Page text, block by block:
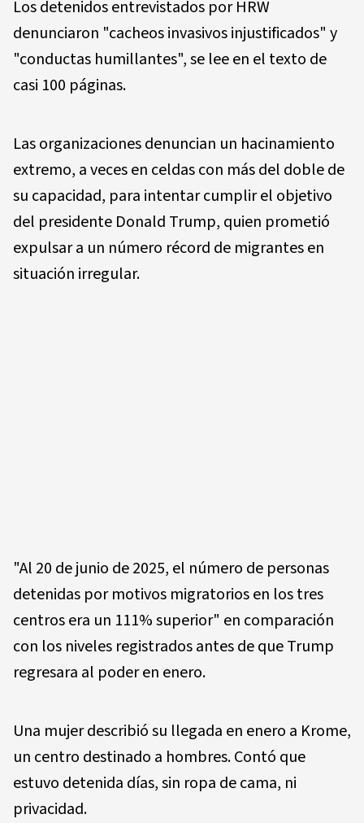
Los detenidos entrevistados por HRW
denunciaron "cacheos invasivos injustificados" y
"conductas humillantes", se lee en el texto de
casi 100 páginas.
Las organizaciones denuncian un hacinamiento
extremo, a veces en celdas con más del doble de
su capacidad, para intentar cumplir el objetivo
del presidente Donald Trump, quien prometió
expulsar a un número récord de migrantes en
situación irregular.
"Al 20 de junio de 2025, el número de personas
detenidas por motivos migratorios en los tres
centros era un 111% superior" en comparación
con los niveles registrados antes de que Trump
regresara al poder en enero.
Una mujer describió su llegada en enero a Krome,
un centro destinado a hombres. Contó que
estuvo detenida días, sin ropa de cama, ni
privacidad.